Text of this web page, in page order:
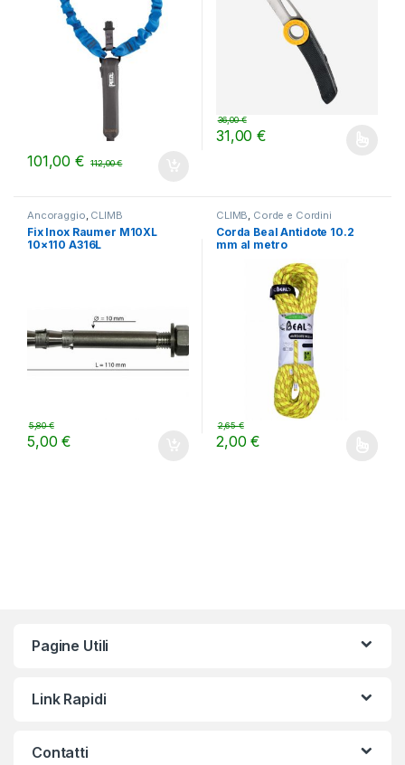
101,00€ 112,00€
31,00€
36,00€
Questo prodotto ha più
Ancoraggio, CLIMB
Fix Inox Raumer M10XL
10×110 A316L
5,00€
5,80€
CLIMB, Corde e Cordini
Corda Beal Antidote 10.2
mm al metro
2,00€
2,65€
Questo prodotto ha più
Pagine Utili
Link Rapidi
Contatti